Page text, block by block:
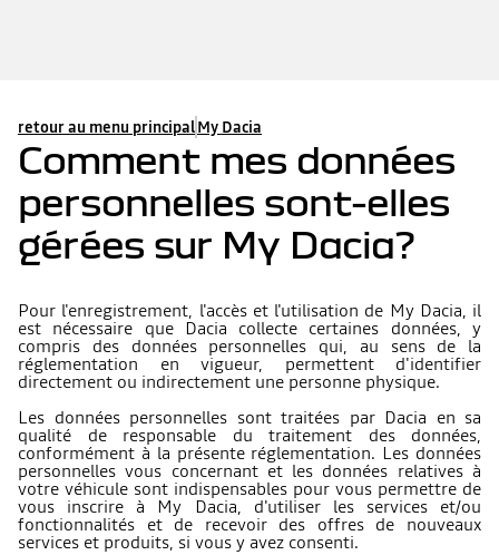
retour au menu principalMy Dacia
Comment mes données
personnelles sont-elles
gérées sur My Dacia?
Pour l'enregistrement, l'accès et l'utilisation de My Dacia, il
est nécessaire que Dacia collecte certaines données, y
compris des données personnelles qui, au sens de la
réglementation en vigueur, permettent d'identifier
directement ou indirectement une personne physique.
Les données personnelles sont traitées par Dacia en sa
qualité de responsable du traitement des données,
conformément à la présente réglementation. Les données
personnelles vous concernant et les données relatives à
votre véhicule sont indispensables pour vous permettre de
vous inscrire à My Dacia, d'utiliser les services et/ou
fonctionnalités et de recevoir des offres de nouveaux
services et produits, si vous y avez consenti.